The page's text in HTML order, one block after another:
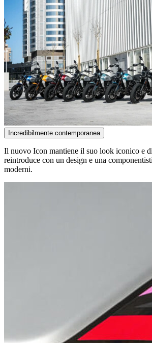
Incredibilmente contemporanea
Il nuovo Icon mantiene il suo look iconico e
reintroduce con un design e una
moderni.